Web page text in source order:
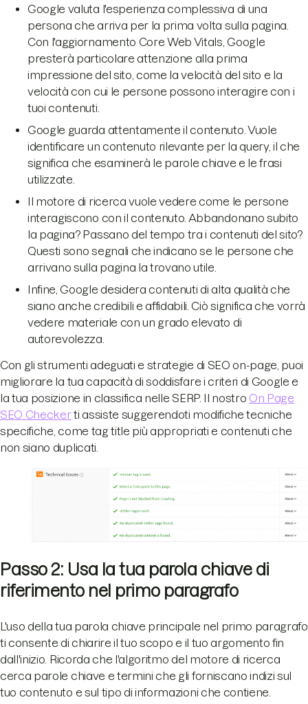
Google valuta l'esperienza complessiva di una
persona che arriva per la prima volta sulla pagina.
Con l'aggiornamento Core Web Vitals, Google
presterà particolare attenzione alla prima
impressione del sito, come la velocità del sito e la
velocità con cui le persone possono interagire con i
tuoi contenuti.
Google guarda attentamente il contenuto. Vuole
identificare un contenuto rilevante per la query, il che
significa che esaminerà le parole chiave e le frasi
utilizzate.
Il motore di ricerca vuole vedere come le persone
interagiscono con il contenuto. Abbandonano subito
la pagina? Passano del tempo tra i contenuti del sito?
Questi sono segnali che indicano se le persone che
arrivano sulla pagina la trovano utile.
Infine, Google desidera contenuti di alta qualità che
siano anche credibili e affidabili. Ciò significa che vorrà
vedere materiale con un grado elevato di
autorevolezza.
Con gli strumenti adeguati e strategie di SEO on-page, puoi
migliorare la tua capacità di soddisfare i criteri di Google e
la tua posizione in classifica nelle SERP. Il nostro On Page
SEO Checkerti assiste suggerendoti modifiche tecniche
specifiche, come tag title più appropriati e contenuti che
non siano duplicati.
Passo 2: Usa la tua parola chiave di
riferimento nel primo paragrafo
L'uso della tua parola chiave principale nel primo paragrafo
ti consente di chiarire il tuo scopo e il tuo argomento fin
dall'inizio. Ricorda che l'algoritmo del motore di ricerca
cerca parole chiave e termini che gli forniscano indizi sul
tuo contenuto e sul tipo di informazioni che contiene.